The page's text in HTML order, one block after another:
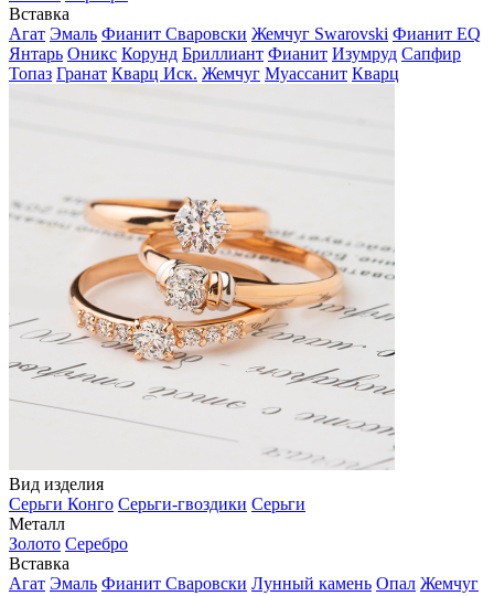
Вставка
Агат Эмаль Фианит Сваровски Жемчуг Swarovski Фианит EQ
Янтарь Оникс Корунд Бриллиант Фианит Изумруд Сапфир
Топаз Гранат Кварц Иск. Жемчуг Муассанит Кварц
Вид изделия
Серьги Конго Серьги-гвоздики Серьги
Металл
Золото Серебро
Вставка
Агат Эмаль Фианит Сваровски Лунный камень Опал Жемчуг